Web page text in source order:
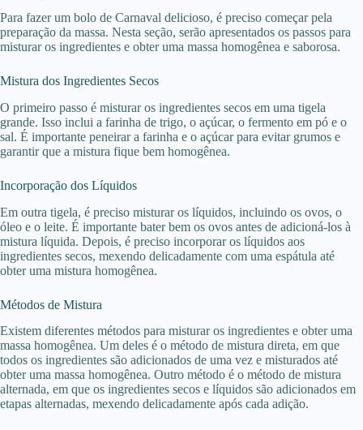
Para fazer um bolo de Carnaval delicioso, é preciso começar pela
preparação da massa. Nesta seção, serão apresentados os passos para
misturar os ingredientes e obter uma massa homogênea e saborosa.
Mistura dos Ingredientes Secos
O primeiro passo é misturar os ingredientes secos em uma tigela
grande. Isso inclui a farinha de trigo, o açúcar, o fermento em pó e o
sal. É importante peneirar a farinha e o açúcar para evitar grumos e
garantir que a mistura fique bem homogênea.
Incorporação dos Líquidos
Em outra tigela, é preciso misturar os líquidos, incluindo os ovos, o
óleo e o leite. É importante bater bem os ovos antes de adicioná-los à
mistura líquida. Depois, é preciso incorporar os líquidos aos
ingredientes secos, mexendo delicadamente com uma espátula até
obter uma mistura homogênea.
Métodos de Mistura
Existem diferentes métodos para misturar os ingredientes e obter uma
massa homogênea. Um deles é o método de mistura direta, em que
todos os ingredientes são adicionados de uma vez e misturados até
obter uma massa homogênea. Outro método é o método de mistura
alternada, em que os ingredientes secos e líquidos são adicionados em
etapas alternadas, mexendo delicadamente após cada adição.